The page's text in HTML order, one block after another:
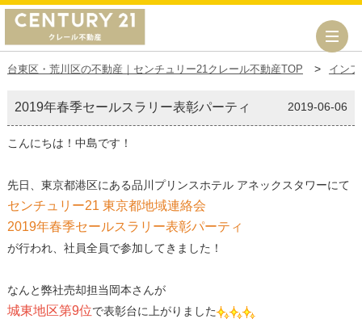
台東区・荒川区の不動産｜センチュリー21クレール不動産TOP イン
2019年春季セールスラリー表彰パーティ 2019-06-06
こんにちは！中島です！
先日、東京都港区にある品川プリンスホテル アネックスタワーにて
センチュリー21 東京都地域連絡会
2019年春季セールスラリー表彰パーティ
が行われ、社員全員で参加してきました！
なんと弊社売却担当 岡本さんが
城東地区第9位で表彰台に上がりました